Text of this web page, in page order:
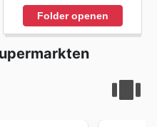
Folder openen